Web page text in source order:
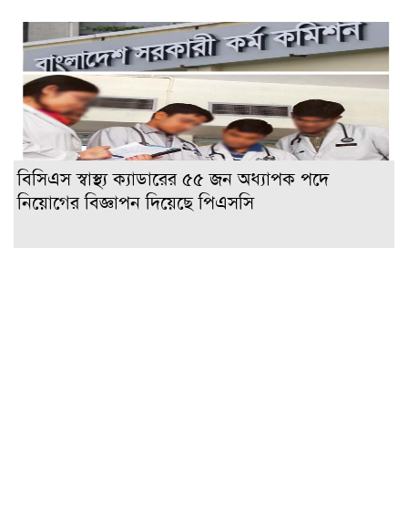
বিসিএস স্বাস্থ্য ক্যাডারের ৫৫ জন অধ্যাপক পদে
নিয়োগের বিজ্ঞাপন দিয়েছে পিএসসি